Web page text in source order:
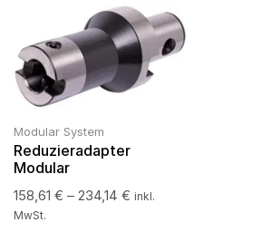
Modular System
Reduzieradapter
Modular
158,61 € – 234,14 € inkl.
MwSt.